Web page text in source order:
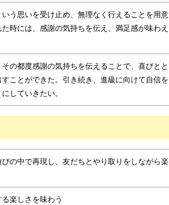
う思いを受け止め、無理なく行えることを用意
時には、感謝の気持ちを伝え、満足感が味わえ
の都度感謝の気持ちを伝えることで、喜びとと
ことができた。引き続き、進級に向けて自信を
していきたい。
の中で再現し、友だちとやり取りをしながら楽
楽しさを味わう